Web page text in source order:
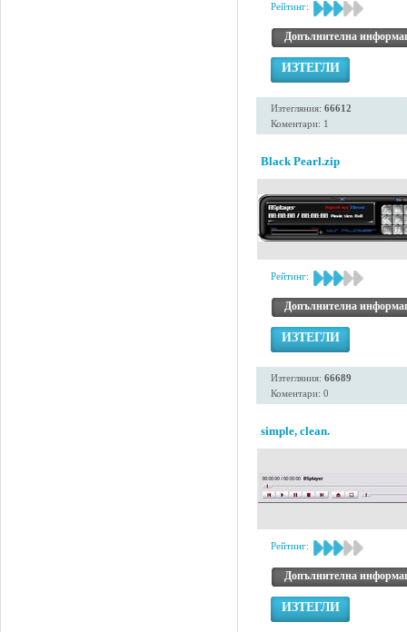
Рейтинг:
Допълнителна
ИЗТЕГЛИ
Изтегляния: 66612
Коментари: 1
Black Pearl.zip
Рейтинг:
Допълнителна
ИЗТЕГЛИ
Изтегляния: 66689
Коментари: 0
simple, clean.
Рейтинг:
Допълнителна
ИЗТЕГЛИ